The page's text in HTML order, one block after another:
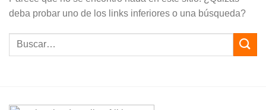
deba probar uno de los links inferiores o una búsqueda?